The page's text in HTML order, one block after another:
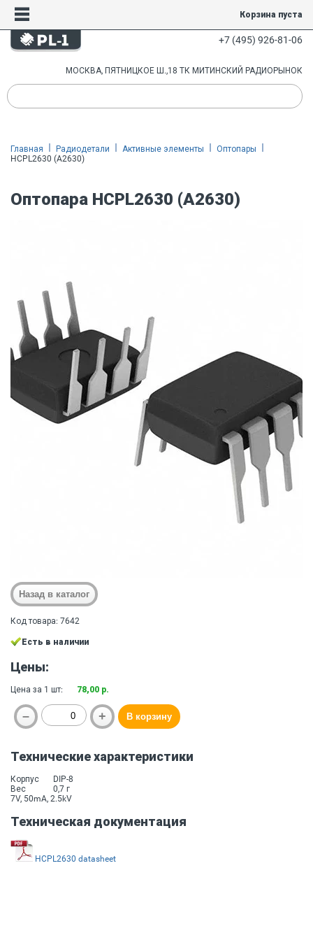
Корзина пуста
+7 (495) 926-81-06
МОСКВА, ПЯТНИЦКОЕ Ш.,18 ТК МИТИНСКИЙ РАДИОРЫНОК
Главная Радиодетали Активные элементы
Оптопары
HCPL2630 (A2630)
Оптопара HCPL2630 (A2630)
Код товара: 7642
Есть в наличии
Цены:
Цена за 1 шт: 78,00 р.
Технические характеристики
Корпус
DIP-8
Вес
0,7 г
7V, 50mA, 2.5kV
Техническая документация
HCPL2630 datasheet